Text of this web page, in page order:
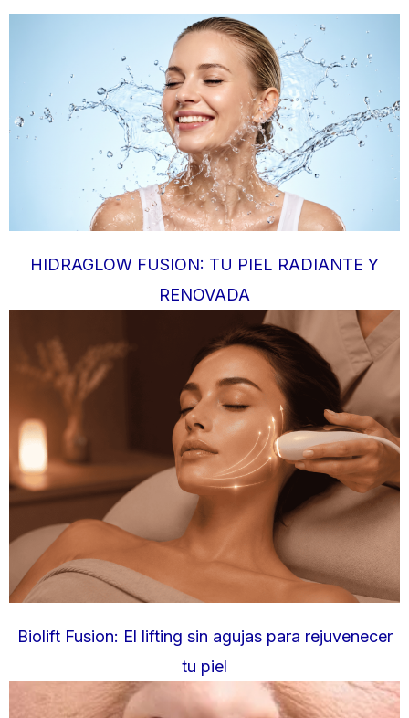
HIDRAGLOW FUSION: TU PIEL RADIANTE Y
RENOVADA
Biolift Fusion: El lifting sin agujas para rejuvenecer
tu piel